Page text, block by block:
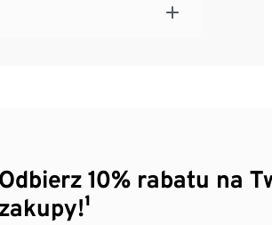
Odbierz 10% rabatu na